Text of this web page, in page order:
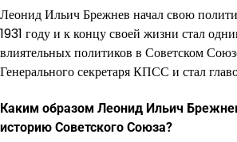
Леонид Ильич Брежнев начал свою
1931 году и к концу своей жизни стал
влиятельных политиков в Советском
Генерального секретаря КПСС и стал
Каким образом Леонид Ильич
историю Советского Союза?